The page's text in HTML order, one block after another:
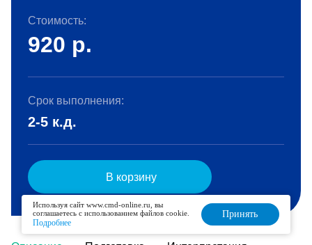
Стоимость:
920 р.
Срок выполнения:
2-5 к.д.
В корзину
Используя сайт www.cmd-online.ru, вы
соглашаетесь с использованием файлов cookie.
Подробнее
Принять